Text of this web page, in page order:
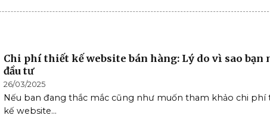
Chi phí thiết kế website bán hàng: Lý do vì sao bạn
đầu tư
26/03/2025
Nếu ban đang thắc mắc cũng như muốn tham khảo chi phí
kế website...